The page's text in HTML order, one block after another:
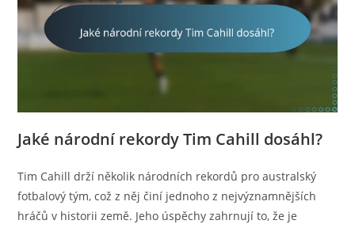
Jaké národní rekordy Tim Cahill dosáhl?
Tim Cahill drží několik národních rekordů pro australský
fotbalový tým, což z něj činí jednoho z nejvýznamnějších
hráčů v historii země. Jeho úspěchy zahrnují to, že je